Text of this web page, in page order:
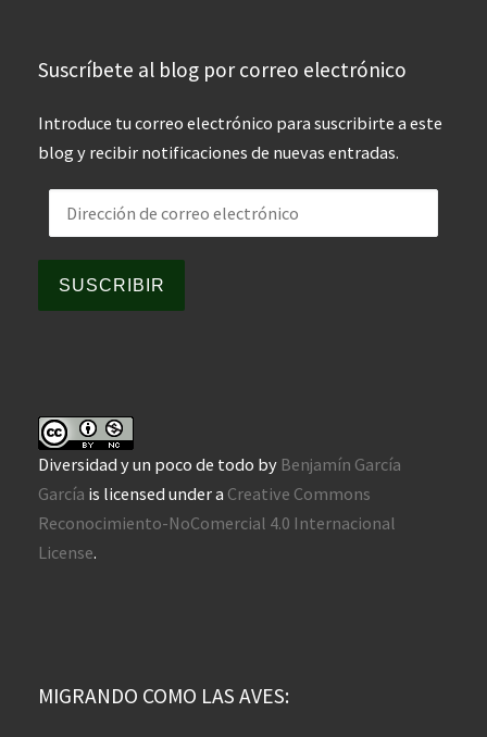
Suscríbete al blog por correo electrónico
Introduce tu correo electrónico para suscribirte a este
blog y recibir notificaciones de nuevas entradas.
Dirección de correo electrónico
SUSCRIBIR
Diversidad y un poco de todo by Benjamín García
García is licensed under a Creative Commons
Reconocimiento-NoComercial 4.0 Internacional
License.
MIGRANDO COMO LAS AVES: